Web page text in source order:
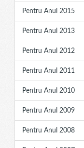
Pentru Anul 2015
Pentru Anul 2013
Pentru Anul 2012
Pentru Anul 2011
Pentru Anul 2010
Pentru Anul 2009
Pentru Anul 2008